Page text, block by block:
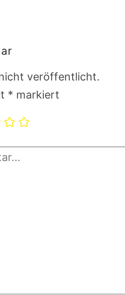
veröffentlicht.
* markiert